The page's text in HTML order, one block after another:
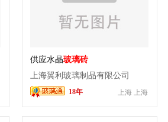
供应水晶玻璃砖
上海翼利玻璃制品有限公司
上海 上海
18年